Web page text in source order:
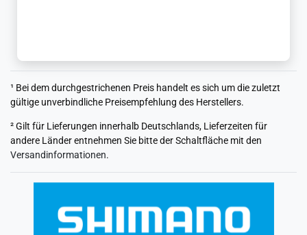
¹ Bei dem durchgestrichenen Preis handelt es sich um die zuletzt
gültige unverbindliche Preisempfehlung des Herstellers.
² Gilt für Lieferungen innerhalb Deutschlands, Lieferzeiten für
andere Länder entnehmen Sie bitte der Schaltfläche mit den
Versandinformationen.